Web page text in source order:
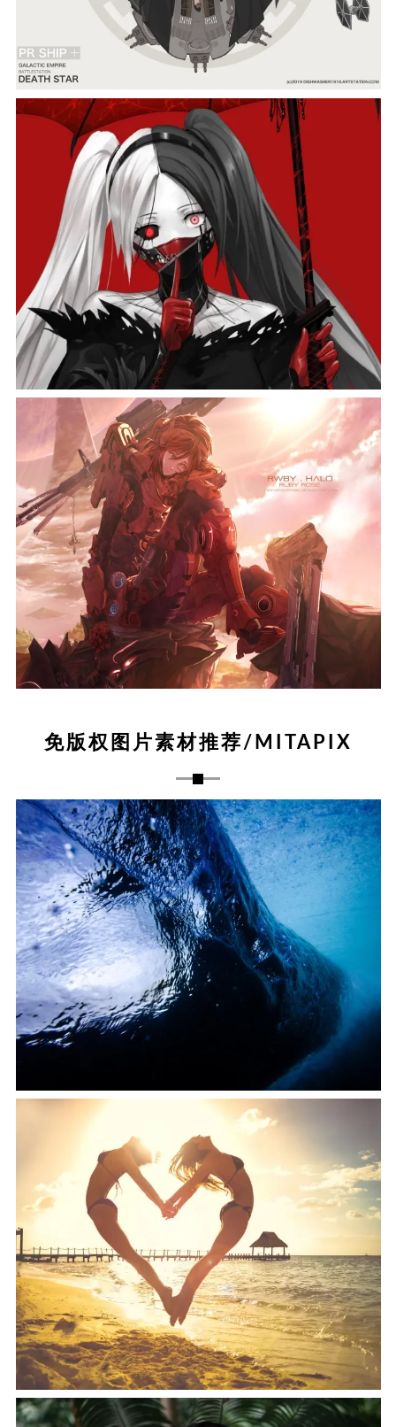
免版权图片素材推荐/MITAPIX